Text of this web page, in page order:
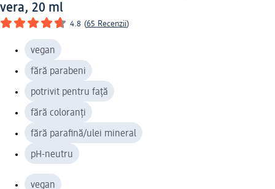
vera, 20 ml
4.8 (65 Recenzii)
vegan
fără parabeni
potrivit pentru față
fără coloranți
fără parafină/ulei mineral
pH-neutru
vegan